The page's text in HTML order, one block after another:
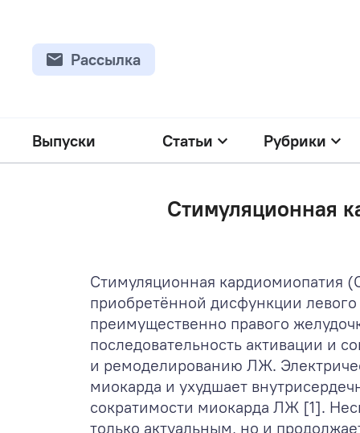
Рассылка
Выпуски Статьи Рубрики
Стимуляционная
Стимуляционная кардиомиопатия
приобретённой дисфункции
преимущественно правого
последовательность активации и
и ремоделированию ЛЖ.
миокарда и ухудшает
сократимости миокарда ЛЖ [1].
только актуальным, но и